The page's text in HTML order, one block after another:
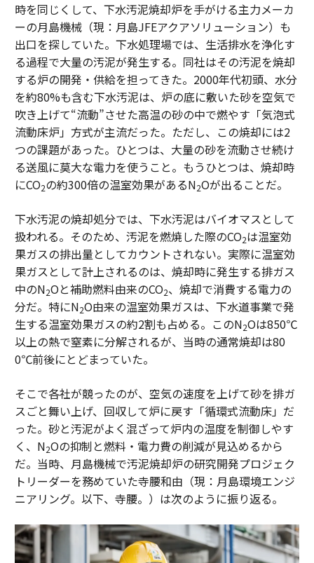
時を同じくして、下水汚泥焼却炉を手がける主力メーカ
ーの月島機械（現：月島JFEアクアソリューション）も
出口を探していた。下水処理場では、生活排水を浄化す
る過程で大量の汚泥が発生する。同社はその汚泥を焼却
する炉の開発・供給を担ってきた。2000年代初頭、水分
を約80%も含む下水汚泥は、炉の底に敷いた砂を空気で
吹き上げて“流動”させた高温の砂の中で燃やす「気泡式
流動床炉」方式が主流だった。ただし、この焼却には2
つの課題があった。ひとつは、大量の砂を流動させ続け
る送風に莫大な電力を使うこと。もうひとつは、焼却時
にCO2の約300倍の温室効果があるN2Oが出ることだ。
下水汚泥の焼却処分では、下水汚泥はバイオマスとして
扱われる。そのため、汚泥を燃焼した際のCO2は温室効
果ガスの排出量としてカウントされない。実際に温室効
果ガスとして計上されるのは、焼却時に発生する排ガス
中のN2Oと補助燃料由来のCO2、焼却で消費する電力の
分だ。特にN2O由来の温室効果ガスは、下水道事業で発
生する温室効果ガスの約2割も占める。このN2Oは850℃
以上の熱で窒素に分解されるが、当時の通常焼却は80
0℃前後にとどまっていた。
そこで各社が競ったのが、空気の速度を上げて砂を排ガ
スごと舞い上げ、回収して炉に戻す「循環式流動床」だ
った。砂と汚泥がよく混ざって炉内の温度を制御しやす
く、N2Oの抑制と燃料・電力費の削減が見込めるから
だ。当時、月島機械で汚泥焼却炉の研究開発プロジェク
トリーダーを務めていた寺腰和由（現：月島環境エンジ
ニアリング。以下、寺腰。）は次のように振り返る。